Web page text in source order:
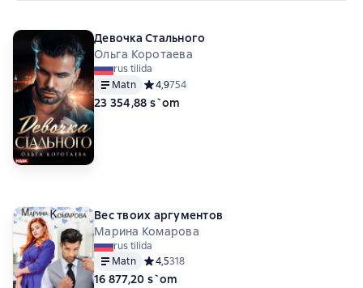
Девочка Стального
Ольга Коротаева
rus tilida
Matn
Средний рейтинг 4,9 на основе 754 оценок
4,9754
23 354,88 s`om
Вес твоих аргументов
Марина Комарова
rus tilida
Matn
Средний рейтинг 4,5 на основе 318 оценок
4,5318
16 877,20 s`om